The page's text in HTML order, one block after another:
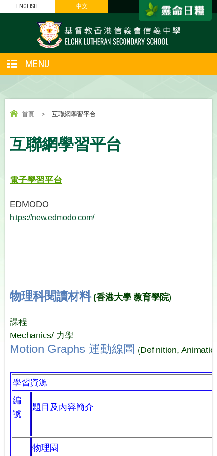
ENGLISH 中文
MENU
首頁 > 互聯網學習平台
互聯網學習平台
電子學習平台
EDMODO
https://new.edmodo.com/
物理科閱讀材料 (香港大學 教育學院)
課程
Mechanics/ 力學
Motion Graphs 運動線圖 (Definition,
學習資源
編
號
題目及內容簡介
物理園